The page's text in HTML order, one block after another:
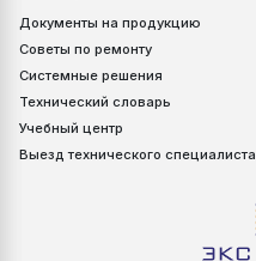
Документы на продукцию
Советы по ремонту
Системные решения
Технический словарь
Учебный центр
Выезд технического специалиста